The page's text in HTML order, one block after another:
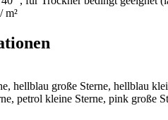
m²
hellblau große Sterne, hellblau
petrol kleine Sterne, pink große